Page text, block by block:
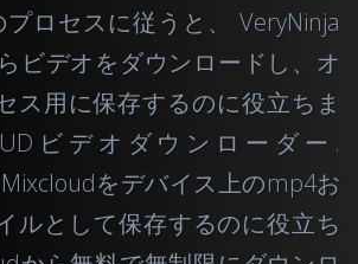
ロセスに従うと、 VeryNinja
ビデオをダウンロードし、オ
ス用に保存するのに役立ちま
ビデオダウンローダー.
をデバイス上のmp4お
ルとして保存するのに役立ち